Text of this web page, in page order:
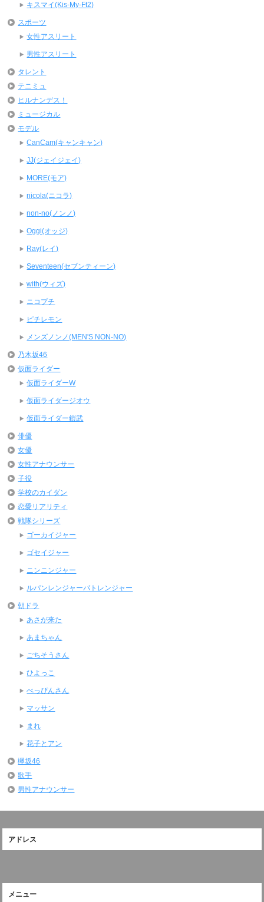
キスマイ(Kis-My-Ft2)
スポーツ
女性アスリート
男性アスリート
タレント
テニミュ
ヒルナンデス！
ミュージカル
モデル
CanCam(キャンキャン)
JJ(ジェイジェイ)
MORE(モア)
nicola(ニコラ)
non-no(ノンノ)
Oggi(オッジ)
Ray(レイ)
Seventeen(セブンティーン)
with(ウィズ)
ニコプチ
ピチレモン
メンズノンノ(MEN'S NON-NO)
乃木坂46
仮面ライダー
仮面ライダーW
仮面ライダージオウ
仮面ライダー鎧武
俳優
女優
女性アナウンサー
子役
学校のカイダン
恋愛リアリティ
戦隊シリーズ
ゴーカイジャー
ゴセイジャー
ニンニンジャー
ルパンレンジャーパトレンジャー
朝ドラ
あさが来た
あまちゃん
ごちそうさん
ひよっこ
べっぴんさん
マッサン
まれ
花子とアン
欅坂46
歌手
男性アナウンサー
アドレス
メニュー